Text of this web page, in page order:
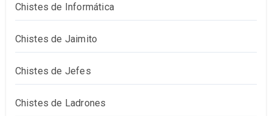
Chistes de Informática
Chistes de Jaimito
Chistes de Jefes
Chistes de Ladrones